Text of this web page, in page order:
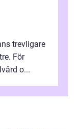
trevligare
För
o...